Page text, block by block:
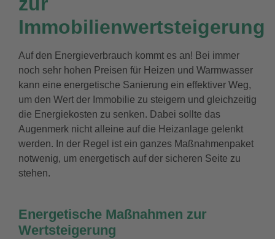
Immobilienwertsteigerung
Auf den Energieverbrauch kommt es an! Bei immer
noch sehr hohen Preisen für Heizen und Warmwasser
kann eine energetische Sanierung ein effektiver Weg,
um den Wert der Immobilie zu steigern und gleichzeitig
die Energiekosten zu senken. Dabei sollte das
Augenmerk nicht alleine auf die Heizanlage gelenkt
werden. In der Regel ist ein ganzes Maßnahmenpaket
notwenig, um energetisch auf der sicheren Seite zu
stehen.
Energetische Maßnahmen zur
Wertsteigerung